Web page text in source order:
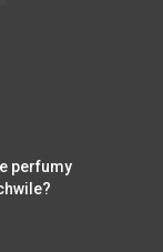
perfumy